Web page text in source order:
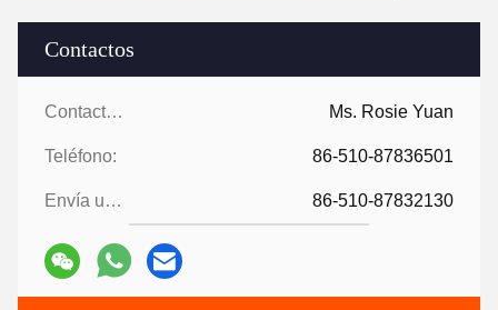
Contactos
Contactos: Ms. Rosie Yuan
Teléfono: 86-510-87836501
Envía un fax.: 86-510-87832130